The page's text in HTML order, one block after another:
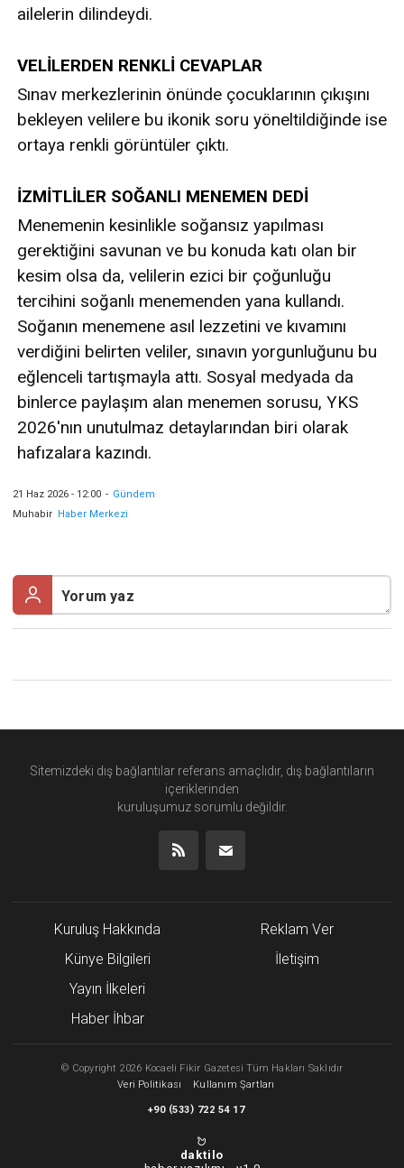
ailelerin dilindeydi.
VELİLERDEN RENKLİ CEVAPLAR
Sınav merkezlerinin önünde çocuklarının çıkışını
bekleyen velilere bu ikonik soru yöneltildiğinde ise
ortaya renkli görüntüler çıktı.
İZMİTLİLER SOĞANLI MENEMEN DEDİ
Menemenin kesinlikle soğansız yapılması
gerektiğini savunan ve bu konuda katı olan bir
kesim olsa da, velilerin ezici bir çoğunluğu
tercihini soğanlı menemenden yana kullandı.
Soğanın menemene asıl lezzetini ve kıvamını
verdiğini belirten veliler, sınavın yorgunluğunu bu
eğlenceli tartışmayla attı. Sosyal medyada da
binlerce paylaşım alan menemen sorusu, YKS
2026'nın unutulmaz detaylarından biri olarak
hafızalara kazındı.
21 Haz 2026 - 12:00 - Gündem
Muhabir Haber Merkezi
Sitemizdeki dış bağlantılar referans amaçlıdır, dış bağlantıların
içeriklerinden
kuruluşumuz sorumlu değildir.
Kuruluş Hakkında
Künye Bilgileri
Yayın İlkeleri
Haber İhbar
Reklam Ver
İletişim
© Copyright 2026 Kocaeli Fikir Gazetesi Tüm Hakları Saklıdır
Veri Politikası
Kullanım Şartları
+90 (533) 722 54 17
daktilo